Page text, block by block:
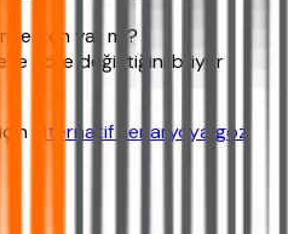
var mı?
göre değiştiğini biliyor
alternatif senaryoya göz